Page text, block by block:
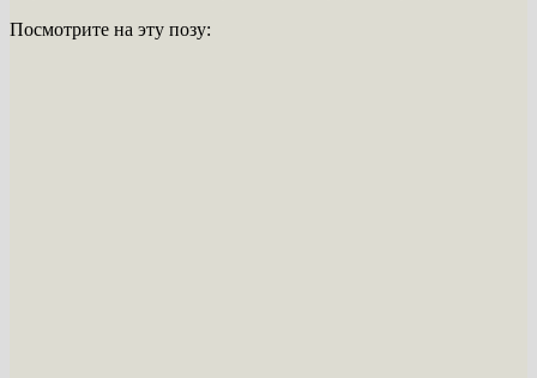
Посмотрите на эту позу: